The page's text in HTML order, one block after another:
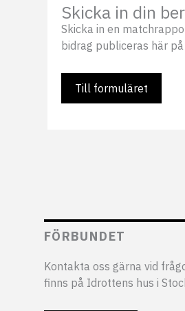
Skicka in din
Skicka in en
bidrag publiceras här på
Till formuläret
FÖRBUNDET
Kontakta oss gärna vid
finns på Idrottens hus i